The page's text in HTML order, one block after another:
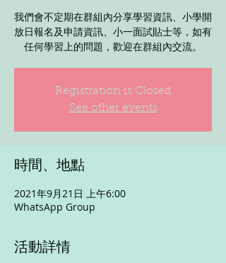
我們會不定期在群組內分享學習資訊、小學開
放日報名及申請資訊、小一面試貼士等，如有
任何學習上的問題，歡迎在群組內交流。
Registration is Closed
See other events
時間、地點
2021年9月21日 上午6:00
WhatsApp Group
活動詳情